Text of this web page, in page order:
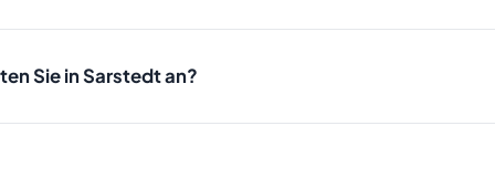
Sie in Sarstedt an?